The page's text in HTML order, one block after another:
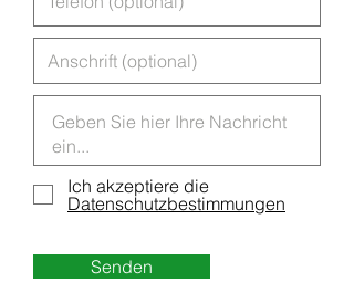
Ich akzeptiere die
Datenschutzbestimmungen
Senden